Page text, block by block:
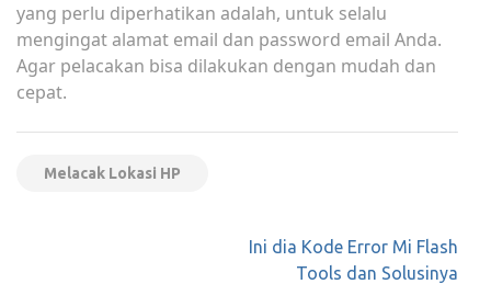
yang perlu diperhatikan adalah, untuk selalu
mengingat alamat email dan password email Anda.
Agar pelacakan bisa dilakukan dengan mudah dan
cepat.
Melacak Lokasi HP
Ini dia Kode Error Mi Flash
Tools dan Solusinya